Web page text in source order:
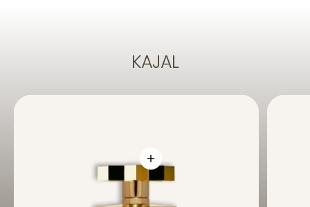
KAJAL
Visualizza dettagli - Kolada - Kajal